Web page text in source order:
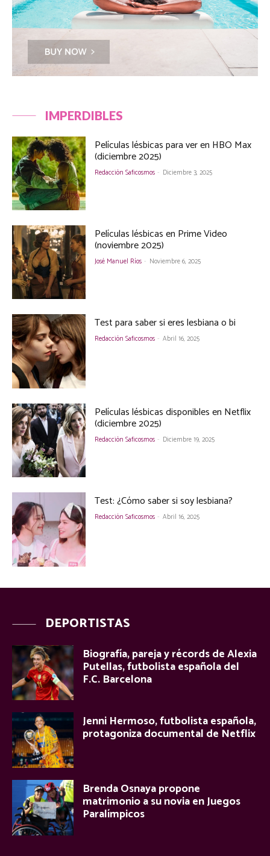
IMPERDIBLES
Películas lésbicas para ver en HBO Max
(diciembre 2025)
Redacción Saficosmos - Diciembre 3, 2025
Películas lésbicas en Prime Video
(noviembre 2025)
José Manuel Ríos - Noviembre 6, 2025
Test para saber si eres lesbiana o bi
Redacción Saficosmos - Abril 16, 2025
Películas lésbicas disponibles en Netflix
(diciembre 2025)
Redacción Saficosmos - Diciembre 19, 2025
Test: ¿Cómo saber si soy lesbiana?
Redacción Saficosmos - Abril 16, 2025
DEPORTISTAS
Biografía, pareja y récords de Alexia
Putellas, futbolista española del
F.C. Barcelona
Jenni Hermoso, futbolista española,
protagoniza documental de Netflix
Brenda Osnaya propone
matrimonio a su novia en Juegos
Paralímpicos